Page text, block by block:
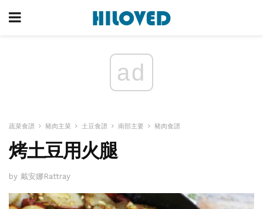
ad
蔬菜食譜 豬肉主菜 土豆食譜 南部主要 豬肉食譜
烤土豆用火腿
by 戴安娜Rattray